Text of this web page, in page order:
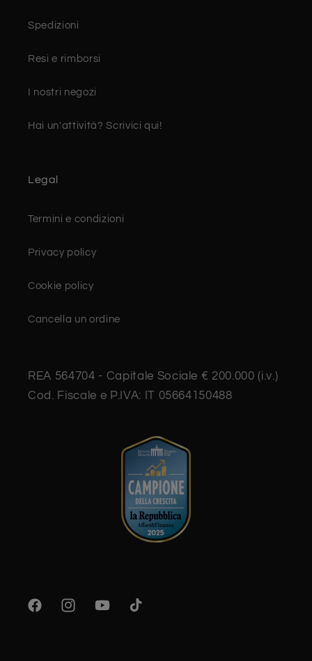
Spedizioni
Resi e rimborsi
I nostri negozi
Hai un'attività? Scrivici qui!
Legal
Termini e condizioni
Privacy policy
Cookie policy
Cancella un ordine
REA 564704 - Capitale Sociale € 200.000 (i.v.)
Cod. Fiscale e P.IVA: IT 05664150488
FacebookInstagramYouTubeTikTok